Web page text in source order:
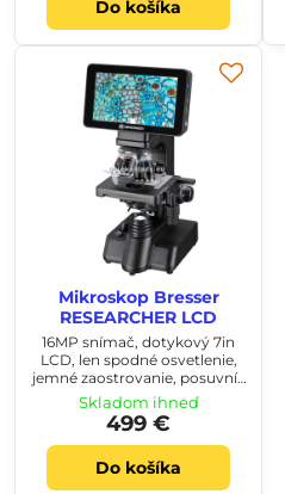
Do košíka
Mikroskop Bresser
RESEARCHER LCD
16MP snímač, dotykový 7in
LCD, len spodné osvetlenie,
jemné zaostrovanie, posuvník
preparátov, Abbe kondenzor
Skladom ihneď
499 €
Do košíka